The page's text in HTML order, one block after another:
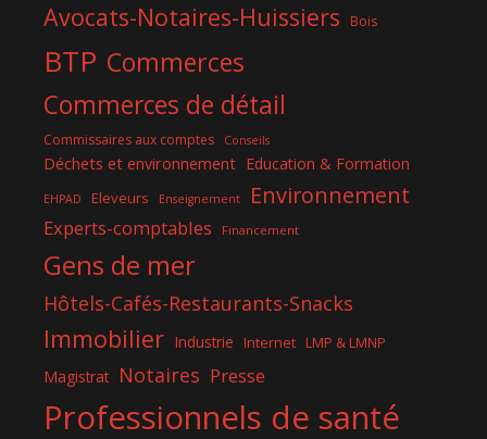
Avocats-Notaires-Huissiers Bois
BTP Commerces
Commerces de détail
Commissaires aux comptes Conseils
Déchets et environnement Education & Formation
EHPAD Eleveurs Enseignement Environnement
Experts-comptables Financement
Gens de mer
Hôtels-Cafés-Restaurants-Snacks
Immobilier Industrie Internet LMP & LMNP
Magistrat Notaires Presse
Professionnels de santé